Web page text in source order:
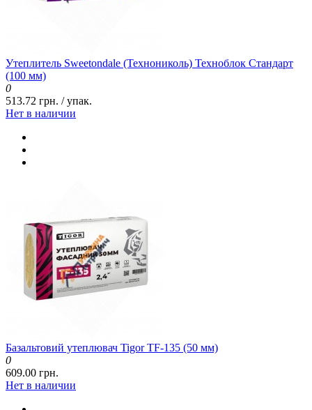
Утеплитель Sweetondale (Технониколь) Техноблок Стандарт
(100 мм)
0
513.72 грн. / упак.
Нет в наличии
Базальтовий утеплювач Tigor TF-135 (50 мм)
0
609.00 грн.
Нет в наличии